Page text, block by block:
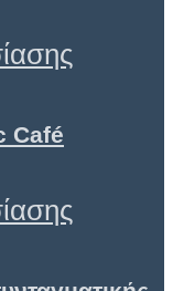
Café